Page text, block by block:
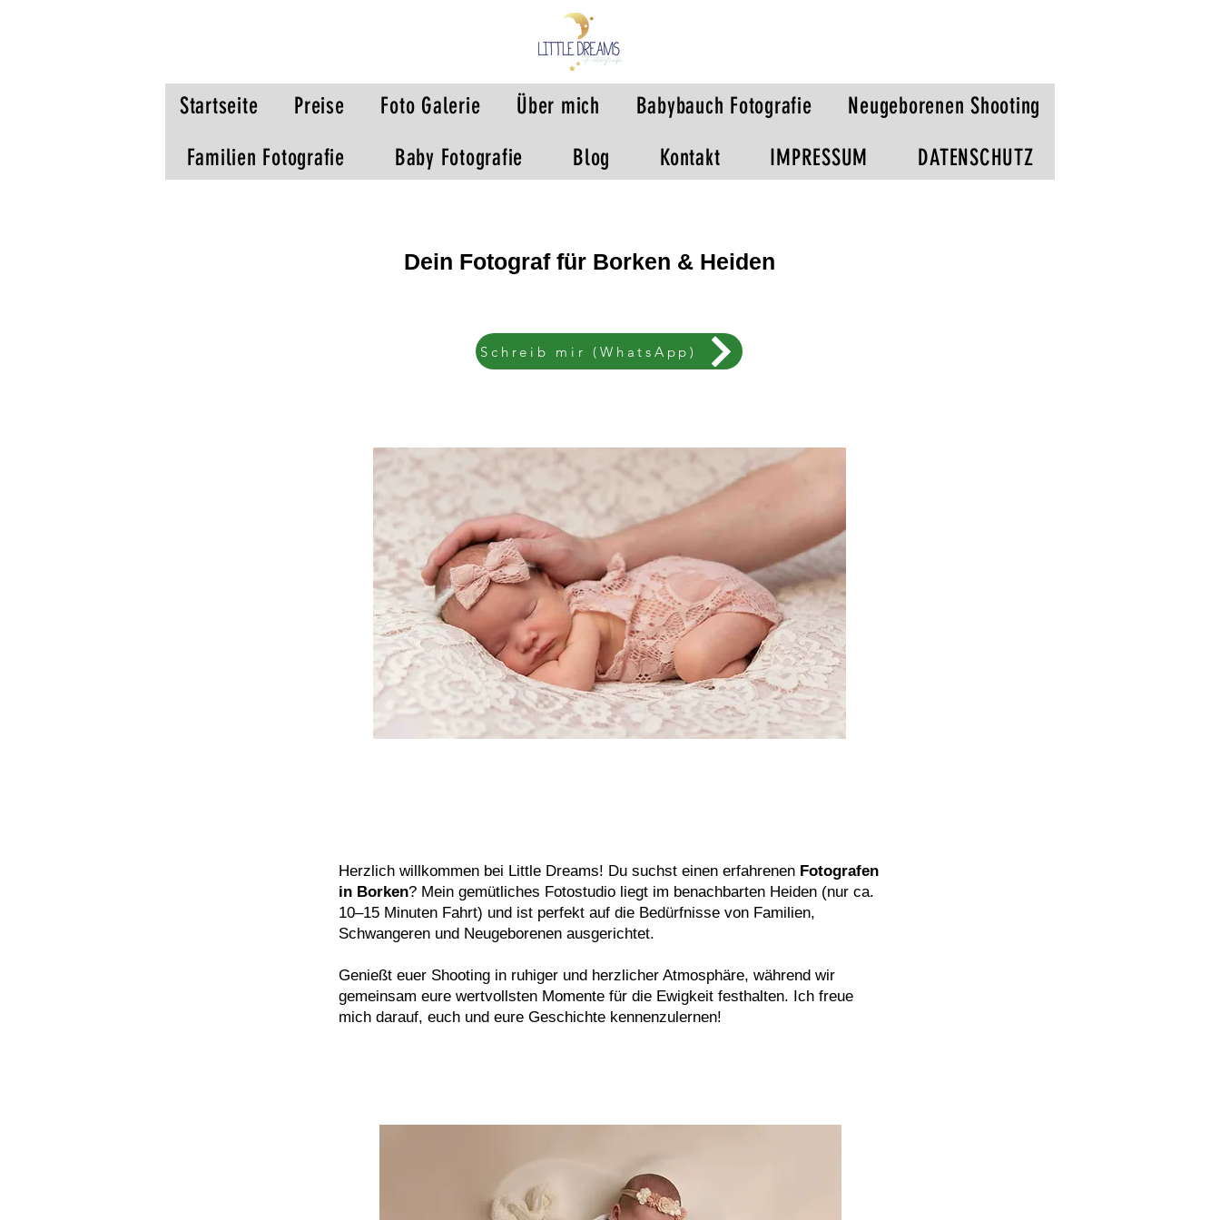
Startseite Preise Foto Galerie Über mich Babybauch Fotografie
Neugeborenen Shooting
Familien Fotografie
Baby Fotografie Blog Kontakt IMPRESSUM DATENSCHUTZ
Dein Fotograf für Borken & Heiden
Schreib mir (WhatsApp)
Herzlich willkommen bei Little Dreams! Du suchst einen erfahrenen Fotografen
in Borken? Mein gemütliches Fotostudio liegt im benachbarten Heiden (nur ca.
10–15 Minuten Fahrt) und ist perfekt auf die Bedürfnisse von Familien,
Schwangeren und Neugeborenen ausgerichtet.
Genießt euer Shooting in ruhiger und herzlicher Atmosphäre, während wir
gemeinsam eure wertvollsten Momente für die Ewigkeit festhalten. Ich freue
mich darauf, euch und eure Geschichte kennenzulernen!